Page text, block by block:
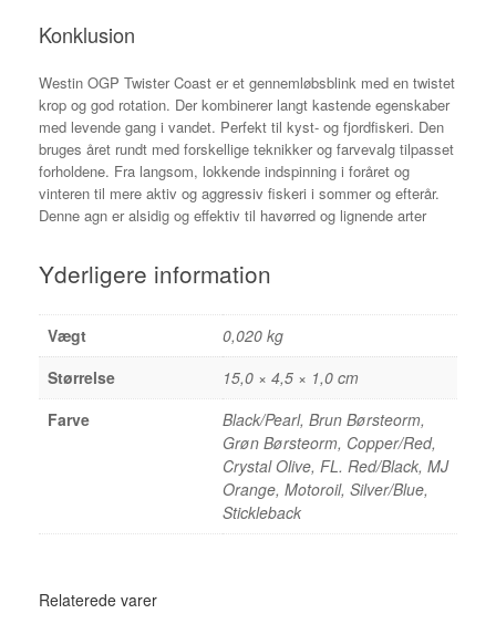
Konklusion
Westin OGP Twister Coast er et gennemløbsblink med en twistet
krop og god rotation. Der kombinerer langt kastende egenskaber
med levende gang i vandet. Perfekt til kyst- og fjordfiskeri. Den
bruges året rundt med forskellige teknikker og farvevalg tilpasset
forholdene. Fra langsom, lokkende indspinning i foråret og
vinteren til mere aktiv og aggressiv fiskeri i sommer og efterår.
Denne agn er alsidig og effektiv til havørred og lignende arter
Yderligere information
Vægt
0,020 kg
Størrelse
15,0 × 4,5 × 1,0 cm
Farve
Black/Pearl, Brun Børsteorm,
Grøn Børsteorm, Copper/Red,
Crystal Olive, FL. Red/Black, MJ
Orange, Motoroil, Silver/Blue,
Stickleback
Relaterede varer